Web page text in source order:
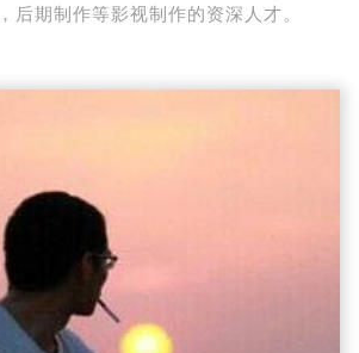
后期制作等影视制作的资深人才。